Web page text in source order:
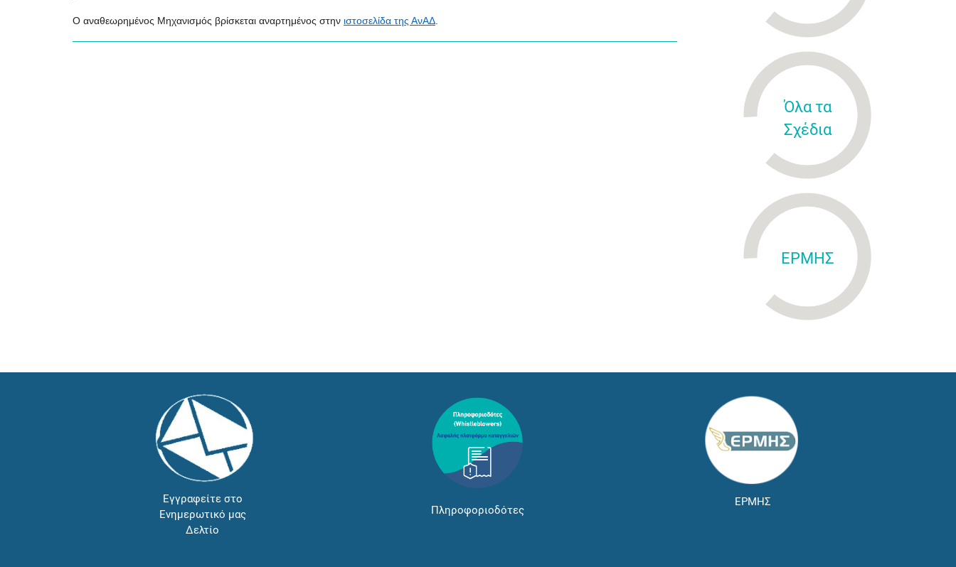
Ο αναθεωρημένος Μηχανισμός βρίσκεται αναρτημένος στην ιστοσελίδα της ΑνΑΔ
Όλα τα
Σχέδια
ΕΡΜΗΣ
Εγγραφείτε στο
Ενημερωτικό μας
Δελτίο
Πληροφοριοδότες
ΕΡΜΗΣ